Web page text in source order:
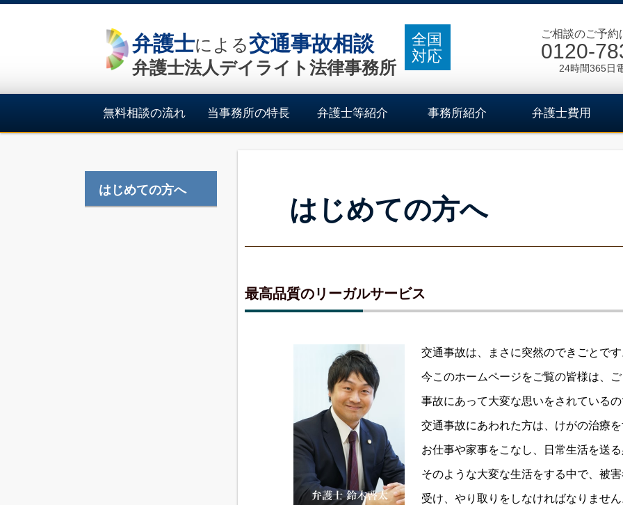
弁護士による交通事故相談
弁護士法人デイライト法律事務所
全国
対応
ご相談のご予約
0120-
24時間365日
無料相談の流れ 当事務所の特長 弁護士等紹介 事務所紹介 弁護士費用
はじめての方へ
最高品質のリーガルサービス
交通事故は、まさに突然のできごとで
今このホームページをご覧の皆様は、
事故にあって大変な思いをされている
交通事故にあわれた方は、けがの治療
お仕事や家事をこなし、日常生活を送
そのような大変な生活をする中で、被
受け、やり取りをしなければなりませ
はじめての方へ